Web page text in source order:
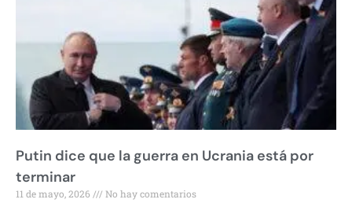
Putin dice que la guerra en Ucrania está por
terminar
11 de mayo, 2026 No hay comentarios